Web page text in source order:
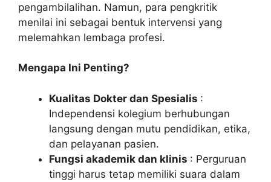
pengambilalihan. Namun, para pengkritik
menilai ini sebagai bentuk intervensi yang
melemahkan lembaga profesi.
Mengapa Ini Penting?
Kualitas Dokter dan Spesialis :
Independensi kolegium berhubungan
langsung dengan mutu pendidikan, etika,
dan pelayanan pasien.
Fungsi akademik dan klinis : Perguruan
tinggi harus tetap memiliki suara dalam